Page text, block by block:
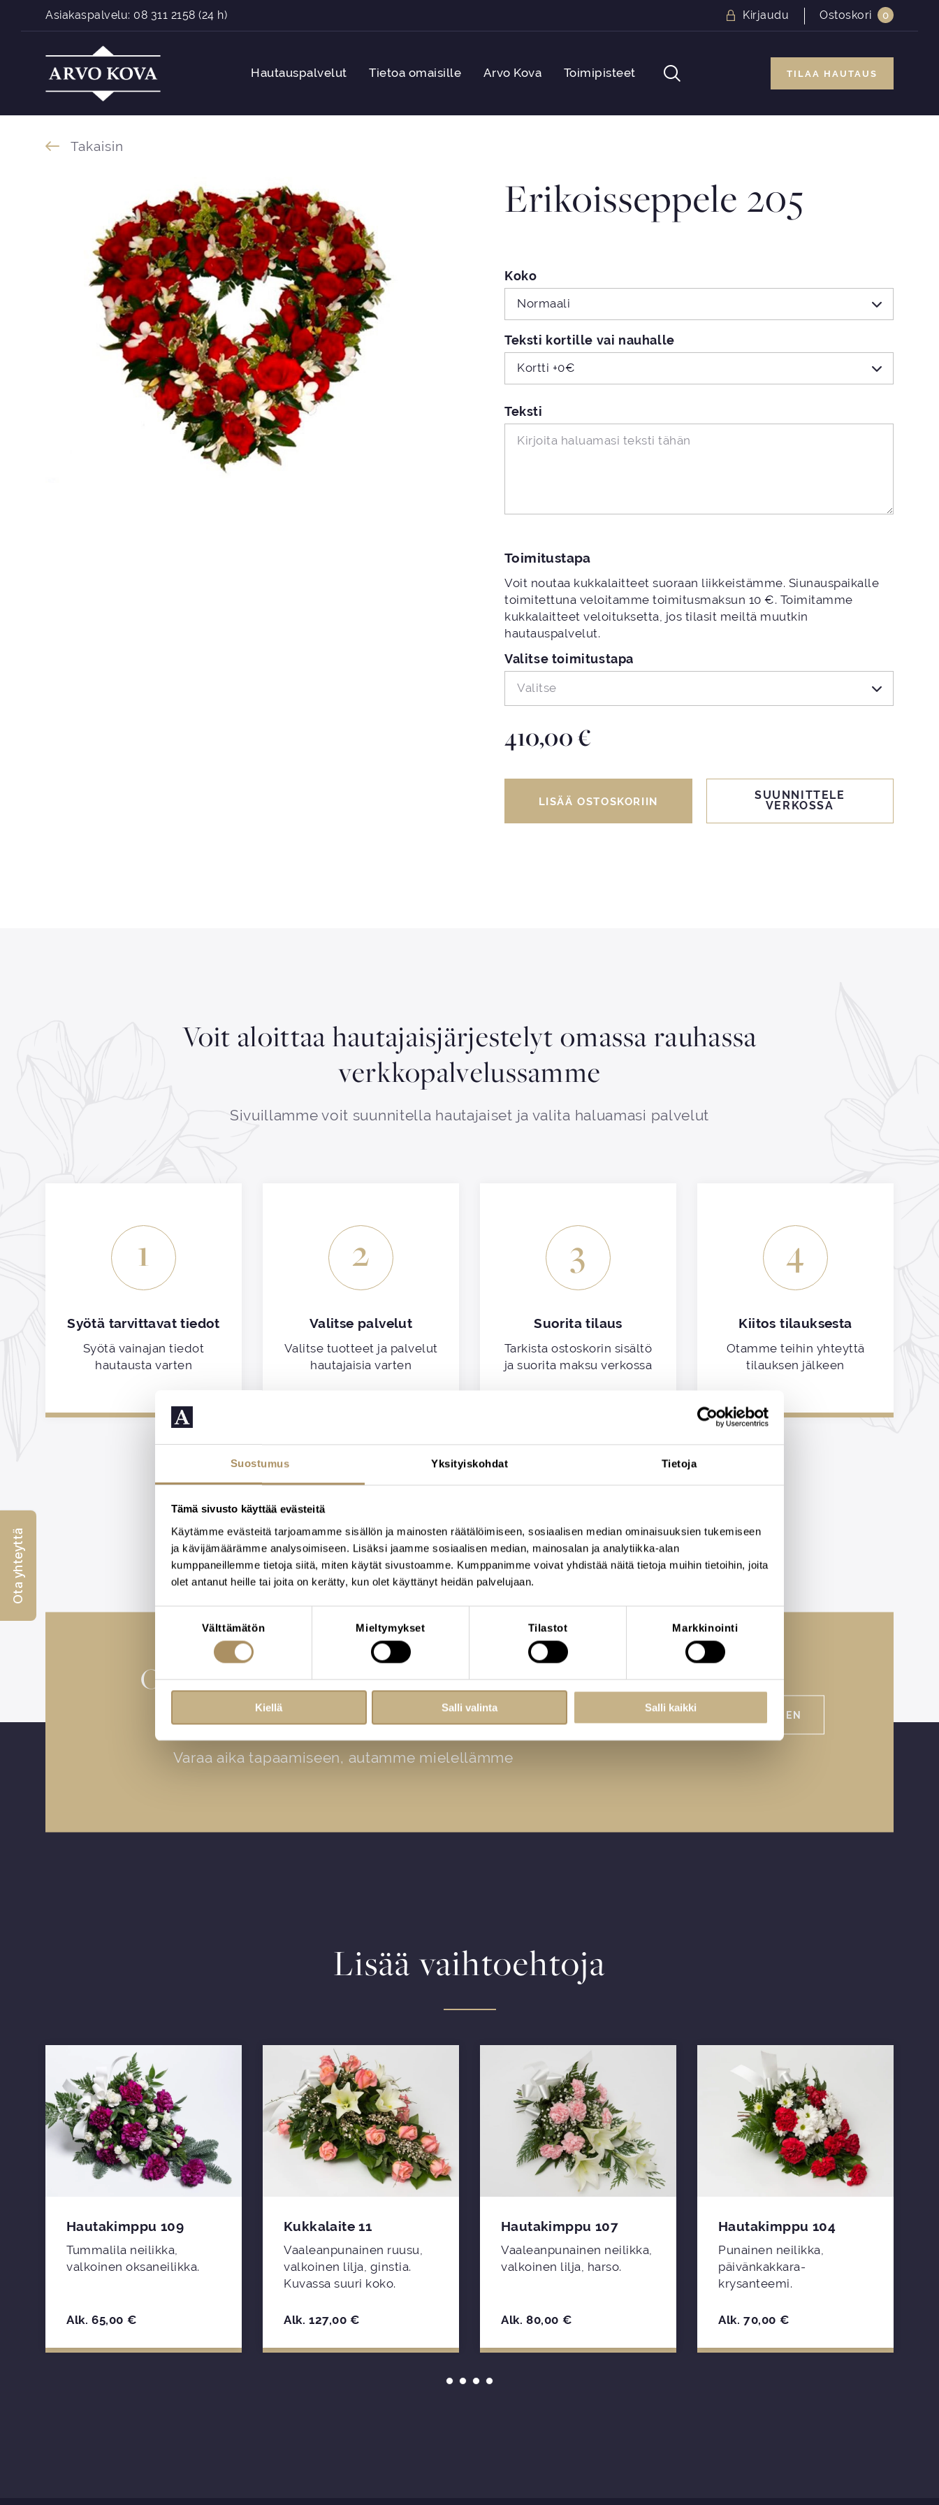
Suostumus Yksityiskohdat Tietoja
Tämä sivusto käyttää evästeitä
Käytämme evästeitä tarjoamamme sisällön ja mainosten räätälöimiseen, sosiaalisen median ominaisuuksien tukemiseen
ja kävijämäärämme analysoimiseen. Lisäksi jaamme sosiaalisen median, mainosalan ja analytiikka-alan
kumppaneillemme tietoja siitä, miten käytät sivustoamme. Kumppanimme voivat yhdistää näitä tietoja muihin tietoihin, joita
olet antanut heille tai joita on kerätty, kun olet käyttänyt heidän palvelujaan.
Suostumuksen
Välttämätön Mieltymykset Tilastot Markkinointi
Kiellä Salli valinta Salli kaikki
Siirry sisältöön
Asiakaspalvelu: 08 311 2158 (24 h) Kirjaudu Ostoskori 0
Hautauspalvelut Tietoa omaisille Arvo Kova Toimipisteet TILAA HAUTAUS
Takaisin
Erikoisseppele 205
Koko
Normaali
Teksti kortille vai nauhalle
Kortti +0€
Teksti
Toimitustapa
Voit noutaa kukkalaitteet suoraan liikkeistämme. Siunauspaikalle
toimitettuna veloitamme toimitusmaksun 10 €. Toimitamme
kukkalaitteet veloituksetta, jos tilasit meiltä muutkin
hautauspalvelut.
Valitse toimitustapa
Valitse
410,00€
LISÄÄ OSTOSKORIIN
SUUNNITTELE
VERKOSSA
Voit aloittaa hautajaisjärjestelyt omassa rauhassa
verkkopalvelussamme
Sivuillamme voit suunnitella hautajaiset ja valita haluamasi palvelut
1
Syötä tarvittavat tiedot
Syötä vainajan tiedot
hautausta varten
2
Valitse palvelut
Valitse tuotteet ja palvelut
hautajaisia varten
3
Suorita tilaus
Tarkista ostoskorin sisältö
ja suorita maksu verkossa
4
Kiitos tilauksesta
Otamme teihin yhteyttä
tilauksen jälkeen
Osaava henkilökuntamme apunasi
hautajaisjärjestelyissä
Varaa aika tapaamiseen, autamme mielellämme
VARAA AIKA TAPAAMISEEN
Lisää vaihtoehtoja
Hautakimppu 109
Tummalila neilikka,
valkoinen oksaneilikka.
Alk. 65,00 €
Kukkalaite 11
Vaaleanpunainen ruusu,
valkoinen lilja, ginstia.
Kuvassa suuri koko.
Alk. 127,00€
Hautakimppu 107
Vaaleanpunainen neilikka,
valkoinen lilja, harso.
Alk. 80,00 €
Hautakimppu 104
Punainen neilikka,
päivänkakkara-
krysanteemi.
Alk. 70,00 €
Ota yhteyttä